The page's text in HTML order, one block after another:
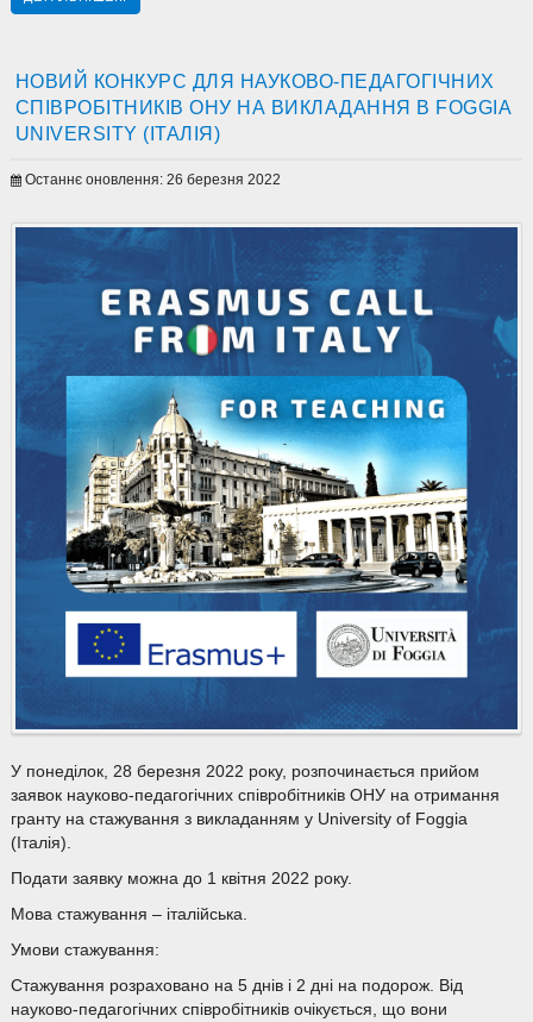
НОВИЙ КОНКУРС ДЛЯ НАУКОВО-ПЕДАГОГІЧНИХ
СПІВРОБІТНИКІВ ОНУ НА ВИКЛАДАННЯ В FOGGIA
UNIVERSITY (ІТАЛІЯ)
Останнє оновлення: 26 березня 2022
У понеділок, 28 березня 2022 року, розпочинається прийом
заявок науково-педагогічних співробітників ОНУ на отримання
гранту на стажування з викладанням у University of Foggia
(Італія).
Подати заявку можна до 1 квітня 2022 року.
Мова стажування – італійська.
Умови стажування:
Стажування розраховано на 5 днів і 2 дні на подорож. Від
науково-педагогічних співробітників очікується, що вони